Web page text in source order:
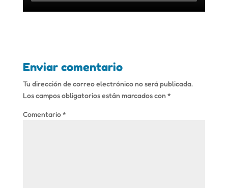
Enviar comentario
Tu dirección de correo electrónico no será publicada.
Los campos obligatorios están marcados con*
Comentario*